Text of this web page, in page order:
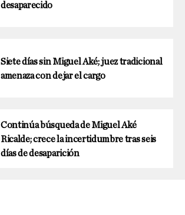
desaparecido
Siete días sin Miguel Aké; juez tradicional
amenaza con dejar el cargo
Continúa búsqueda de Miguel Aké
Ricalde; crece la incertidumbre tras seis
días de desaparición